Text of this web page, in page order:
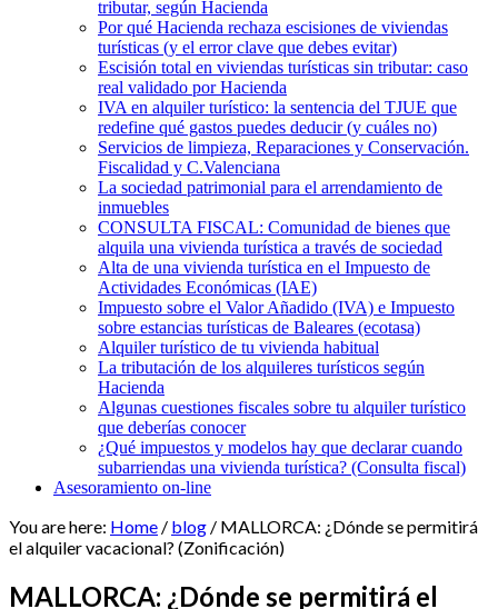
tributar, según Hacienda
Por qué Hacienda rechaza escisiones de viviendas
turísticas (y el error clave que debes evitar)
Escisión total en viviendas turísticas sin tributar: caso
real validado por Hacienda
IVA en alquiler turístico: la sentencia del TJUE que
redefine qué gastos puedes deducir (y cuáles no)
Servicios de limpieza, Reparaciones y Conservación.
Fiscalidad y C.Valenciana
La sociedad patrimonial para el arrendamiento de
inmuebles
CONSULTA FISCAL: Comunidad de bienes que
alquila una vivienda turística a través de sociedad
Alta de una vivienda turística en el Impuesto de
Actividades Económicas (IAE)
Impuesto sobre el Valor Añadido (IVA) e Impuesto
sobre estancias turísticas de Baleares (ecotasa)
Alquiler turístico de tu vivienda habitual
La tributación de los alquileres turísticos según
Hacienda
Algunas cuestiones fiscales sobre tu alquiler turístico
que deberías conocer
¿Qué impuestos y modelos hay que declarar cuando
subarriendas una vivienda turística? (Consulta fiscal)
Asesoramiento on-line
You are here: Home / blog / MALLORCA: ¿Dónde se permitirá
el alquiler vacacional? (Zonificación)
MALLORCA: ¿Dónde se permitirá el